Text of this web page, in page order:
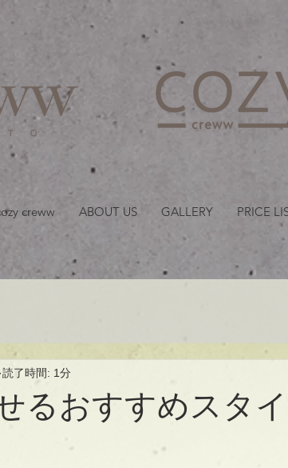
creww ABOUT US GALLERY PRICE
るおすすめスタ
読了時間: 1分